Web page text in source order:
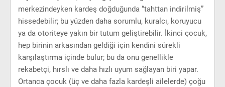
merkezindeyken kardeş doğduğunda “tahttan indirilmiş”
hissedebilir; bu yüzden daha sorumlu, kuralcı, koruyucu
ya da otoriteye yakın bir tutum geliştirebilir. İkinci çocuk,
hep birinin arkasından geldiği için kendini sürekli
karşılaştırma içinde bulur; bu da onu genellikle
rekabetçi, hırslı ve daha hızlı uyum sağlayan biri yapar.
Ortanca çocuk (üç ve daha fazla kardeşli ailelerde) çoğu